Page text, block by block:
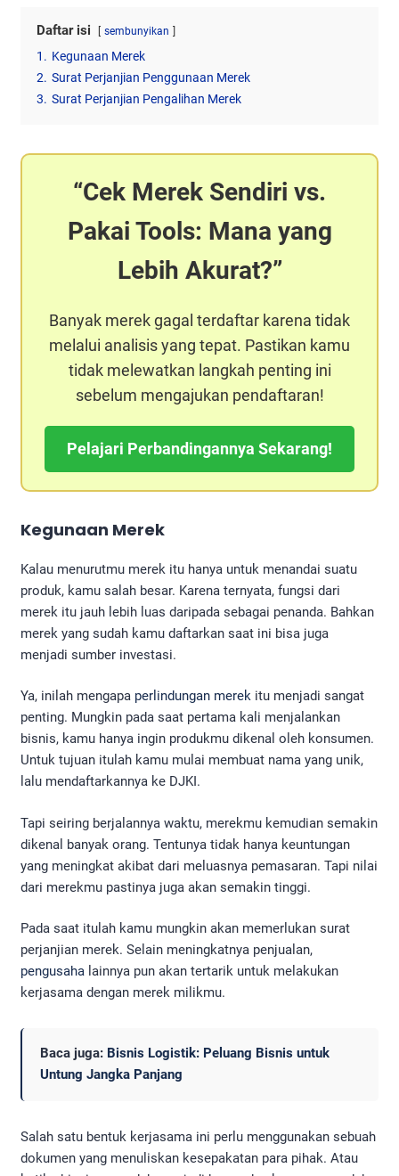
Daftar isi sembunyikan
1. Kegunaan Merek
2. Surat Perjanjian Penggunaan Merek
3. Surat Perjanjian Pengalihan Merek
Cek Merek Sendiri vs.
Pakai Tools: Mana yang
Lebih Akurat?
Banyak merek gagal terdaftar karena tidak
melalui analisis yang tepat. Pastikan kamu
tidak melewatkan langkah penting ini
sebelum mengajukan pendaftaran!
Pelajari Perbandingannya Sekarang!
Kegunaan Merek
Kalau menurutmu merek itu hanya untuk menandai suatu
produk, kamu salah besar. Karena ternyata, fungsi dari
merek itu jauh lebih luas daripada sebagai penanda. Bahkan
merek yang sudah kamu daftarkan saat ini bisa juga
menjadi sumber investasi.
Ya, inilah mengapa perlindungan merek itu menjadi sangat
penting. Mungkin pada saat pertama kali menjalankan
bisnis, kamu hanya ingin produkmu dikenal oleh konsumen.
Untuk tujuan itulah kamu mulai membuat nama yang unik,
lalu mendaftarkannya ke DJKI.
Tapi seiring berjalannya waktu, merekmu kemudian semakin
dikenal banyak orang. Tentunya tidak hanya keuntungan
yang meningkat akibat dari meluasnya pemasaran. Tapi nilai
dari merekmu pastinya juga akan semakin tinggi.
Pada saat itulah kamu mungkin akan memerlukan surat
perjanjian merek. Selain meningkatnya penjualan,
pengusaha lainnya pun akan tertarik untuk melakukan
kerjasama dengan merek milikmu.
Baca juga: Bisnis Logistik: Peluang Bisnis untuk
Untung Jangka Panjang
Salah satu bentuk kerjasama ini perlu menggunakan sebuah
dokumen yang menuliskan kesepakatan para pihak. Atau